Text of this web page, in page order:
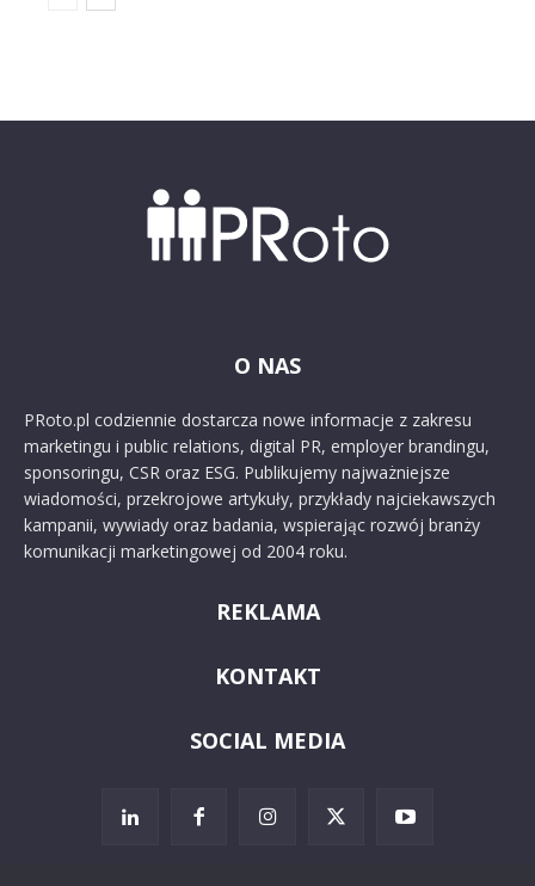
O NAS
PRoto.pl codziennie dostarcza nowe informacje z zakresu
marketingu i public relations, digital PR, employer brandingu,
sponsoringu, CSR oraz ESG. Publikujemy najważniejsze
wiadomości, przekrojowe artykuły, przykłady najciekawszych
kampanii, wywiady oraz badania, wspierając rozwój branży
komunikacji marketingowej od 2004 roku.
REKLAMA
KONTAKT
SOCIAL MEDIA